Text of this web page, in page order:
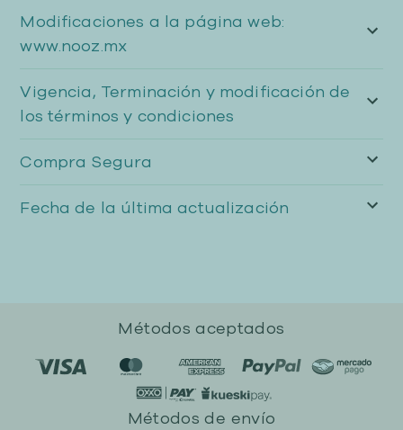
Modificaciones a la página web:
www.nooz.mx
Vigencia, Terminación y modificación de
los términos y condiciones
Compra Segura
Fecha de la última actualización
Métodos aceptados
Métodos de envío